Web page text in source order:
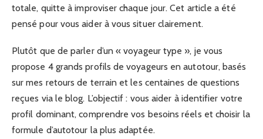
totale, quitte à improviser chaque jour. Cet article a été
pensé pour vous aider à vous situer clairement.
Plutôt que de parler d’un « voyageur type », je vous
propose 4 grands profils de voyageurs en autotour, basés
sur mes retours de terrain et les centaines de questions
reçues via le blog. L’objectif : vous aider à identifier votre
profil dominant, comprendre vos besoins réels et choisir la
formule d’autotour la plus adaptée.